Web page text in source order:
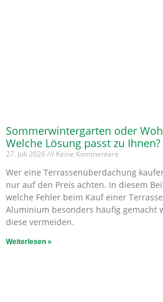
Sommerwintergarten oder
Welche Lösung passt zu Ihnen?
27. Juli 2026 Keine Kommentare
Wer eine Terrassenüberdachung
nur auf den Preis achten. In diesem
welche Fehler beim Kauf einer
Aluminium besonders häufig gemacht
diese vermeiden.
Weiterlesen »